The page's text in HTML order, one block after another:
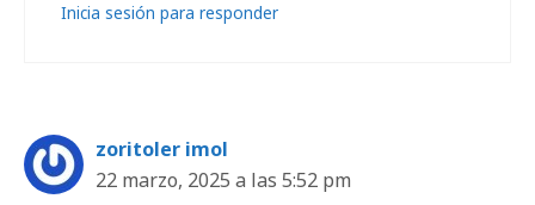
Inicia sesión para responder
zoritoler imol
22 marzo, 2025 a las 5:52 pm